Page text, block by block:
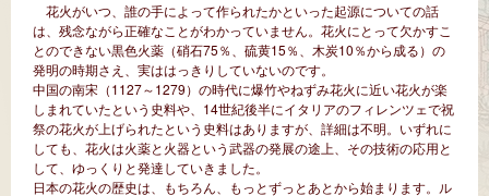
花火がいつ、誰の手によって作られたかといった起源についての話
は、残念ながら正確なことがわかっていません。花火にとって欠かすこ
とのできない黒色火薬（硝石75％、硫黄15％、木炭10％から成る）の
発明の時期さえ、実ははっきりしていないのです。
中国の南宋（1127～1279）の時代に爆竹やねずみ花火に近い花火が楽
しまれていたという史料や、14世紀後半にイタリアのフィレンツェで祝
祭の花火が上げられたという史料はありますが、詳細は不明。いずれに
しても、花火は火薬と火器という武器の発展の途上、その技術の応用と
して、ゆっくりと発達していきました。
日本の花火の歴史は、もちろん、もっとずっとあとから始まります。ル